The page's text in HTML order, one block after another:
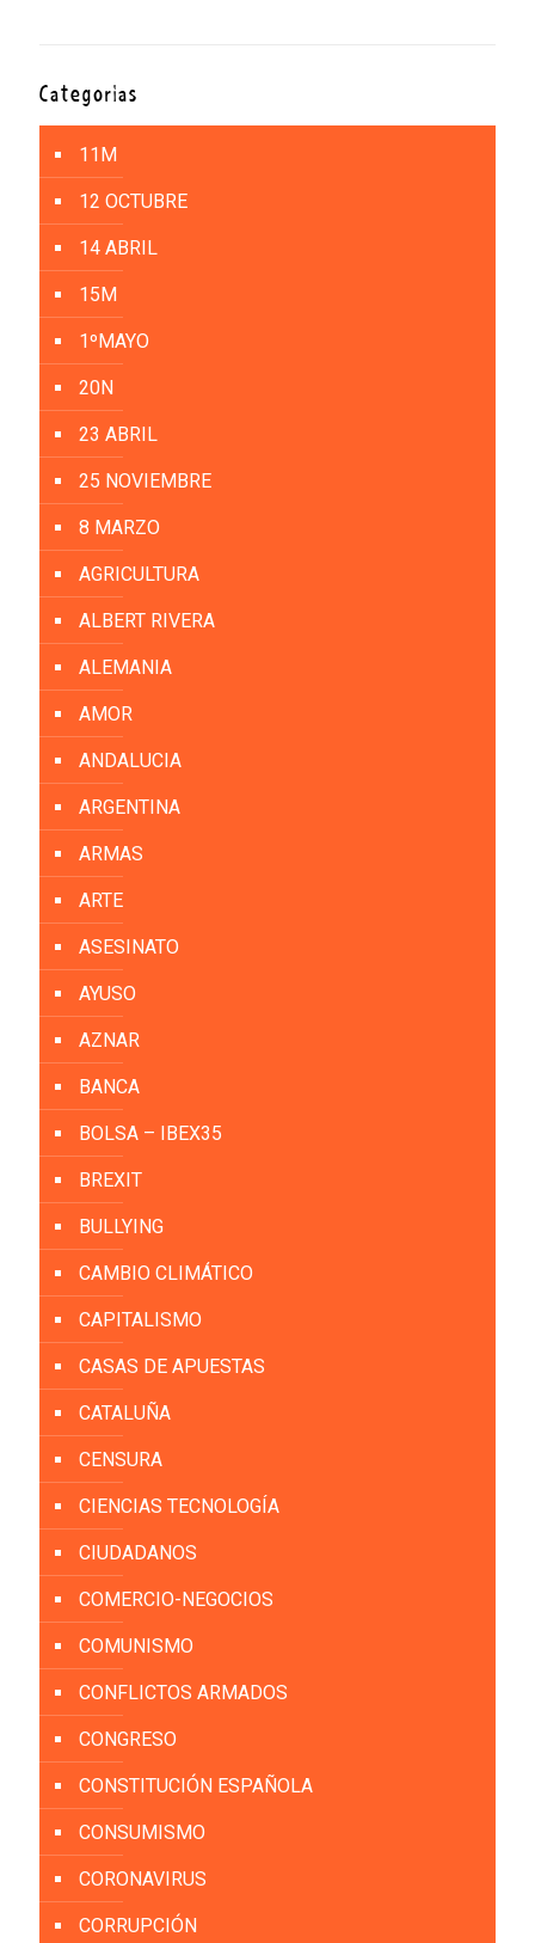
Categorías
11M
12 OCTUBRE
14 ABRIL
15M
1ºMAYO
20N
23 ABRIL
25 NOVIEMBRE
8 MARZO
AGRICULTURA
ALBERT RIVERA
ALEMANIA
AMOR
ANDALUCIA
ARGENTINA
ARMAS
ARTE
ASESINATO
AYUSO
AZNAR
BANCA
BOLSA – IBEX35
BREXIT
BULLYING
CAMBIO CLIMÁTICO
CAPITALISMO
CASAS DE APUESTAS
CATALUÑA
CENSURA
CIENCIAS TECNOLOGÍA
CIUDADANOS
COMERCIO-NEGOCIOS
COMUNISMO
CONFLICTOS ARMADOS
CONGRESO
CONSTITUCIÓN ESPAÑOLA
CONSUMISMO
CORONAVIRUS
CORRUPCIÓN